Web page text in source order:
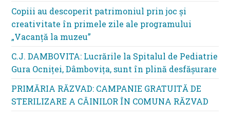
Copiii au descoperit patrimoniul prin joc și
creativitate în primele zile ale programului
„Vacanță la muzeu”
C.J. DAMBOVITA: Lucrările la Spitalul de Pediatrie
Gura Ocniței, Dâmbovița, sunt în plină desfășurare
PRIMĂRIA RĂZVAD: CAMPANIE GRATUITĂ DE
STERILIZARE A CÂINILOR ÎN COMUNA RĂZVAD